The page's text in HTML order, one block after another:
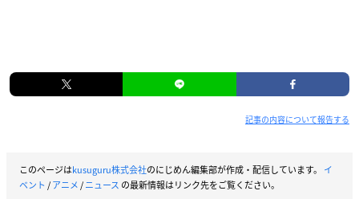
記事の内容について報告する
このページはkusuguru株式会社のにじめん編集部が作成・配信しています。 イ
ベント /アニメ/ニュース の最新情報はリンク先をご覧ください。